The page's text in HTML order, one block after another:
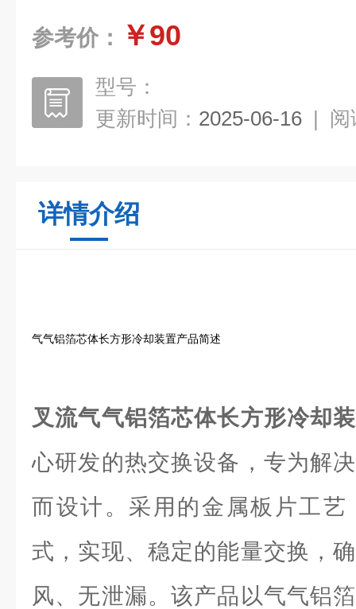
参考价： ￥90
型号：
更新时间： 2025-06-16 | 阅
详情介绍
气气铝箔芯体长方形冷却装置产品简述
叉流气气铝箔芯体长方形冷却
心研发的热交换设备，专为解
而设计。采用的金属板片工艺
式，实现、稳定的能量交换，
风、无泄漏。该产品以气气铝